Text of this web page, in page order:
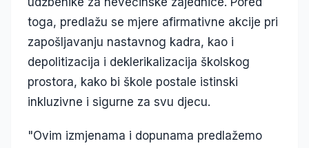
toga, predlažu se mjere afirmativne akcije pri
zapošljavanju nastavnog kadra, kao i
depolitizacija i deklerikalizacija školskog
prostora, kako bi škole postale istinski
inkluzivne i sigurne za svu djecu.
"Ovim izmjenama i dopunama predlažemo